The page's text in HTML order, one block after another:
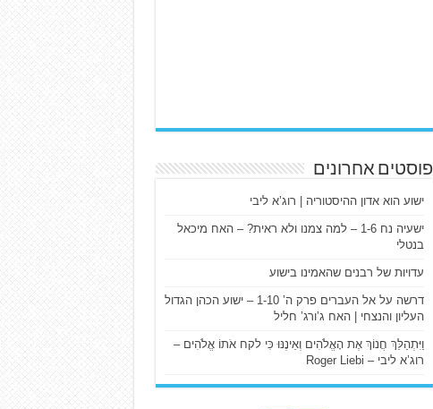
פוסטים אחרונים
ישוע הוא אדון ההיסטוריה | רוג’א ליבי
ישעיה נח 1-6 – למה צמנו ולא ראית? – האח מיכאל
בנטלי
עדויות של רבנים שהאמינו בישוע
דרשה על אל העברים פרק ה’ 1-10 – ישוע הכהן הגדול
העליון והנצחי | האח ג’ורג’ חליל
וַיִּתְהַלֵּךְ חֲנוֹךְ אֶת הָאֱלֹהִים וְאֵינֶנּוּ כִּי לקח אֹתוֹ אֱלֹהִים –
רוג’א ליבי – Roger Liebi